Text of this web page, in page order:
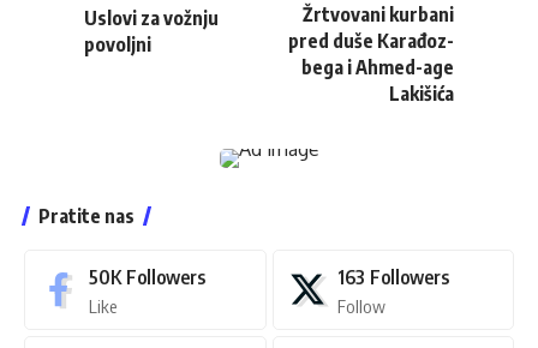
Uslovi za vožnju
povoljni
Žrtvovani kurbani
pred duše Karađoz-
bega i Ahmed-age
Lakišića
Pratite nas
50K Followers
Like
163 Followers
Follow